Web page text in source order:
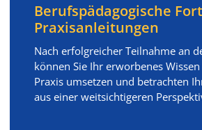
Berufspädagogische
Praxisanleitungen
Nach erfolgreicher Teilnahme an
können Sie Ihr erworbenes
Praxis umsetzen und betrachten
aus einer weitsichtigeren